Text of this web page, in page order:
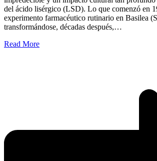
del ácido lisérgico (LSD). Lo que comenzó en
experimento farmacéutico rutinario en Basilea
transformándose, décadas después,…
Read More